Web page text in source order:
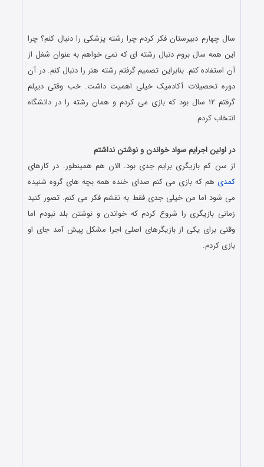
سال چهارم دبیرستان فکر کردم چرا رشته پزشکی را دنبال کنم؟ چرا
این همه سال بروم دنبال رشته ای که نمی خواهم به عنوان شغل از
آن استفاده کنم. بنابراین تصمیم گرفتم رشته هنر را دنبال کنم. در آن
دوره تحصیلات آکادمیک خیلی اهمیت داشت. خب وقتی دیپلم
گرفتم ۱۲ سال بود که بازی می کردم و همان رشته را در دانشگاه
انتخاب کردم.
در اولین اجرایم سواد خواندن و نوشتن نداشتم
از سن کم بازیگری برایم جدی بود. الان هم همینطور. در کارهای
کمدی هم که بازی می کنم صدای خنده همه بچه های گروه شنیده
می شود اما من خیلی جدی فقط به نقشم فکر می کنم. تصور کنید
زمانی بازیگری را شروع کردم که خواندن و نوشتن بلد نبودم اما
وقتی برای یکی از بازیگرهای اصلی اجرا مشکل پیش آمد جای او
بازی کردم.